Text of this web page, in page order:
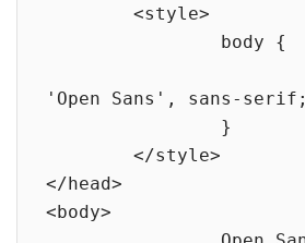
	<style>
'Open Sans', sans-serif;
	</style>
</head>
<body>